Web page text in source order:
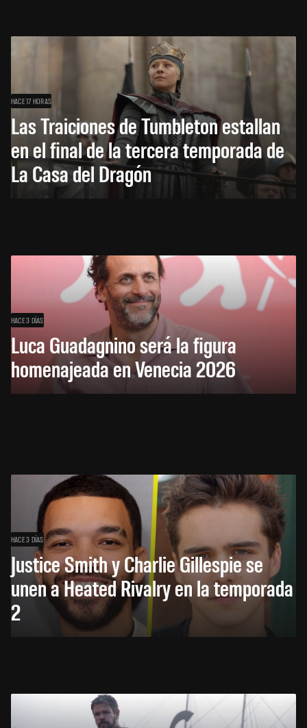
HACE 17 HORAS
Las Traiciones de Tumbleton estallan
en el final de la tercera temporada de
La Casa del Dragón
HACE 3 DÍAS
Luca Guadagnino será la figura
homenajeada en Venecia 2026
HACE 3 DÍAS
Justice Smith y Charlie Gillespie se
unen a Heated Rivalry en la temporada
2